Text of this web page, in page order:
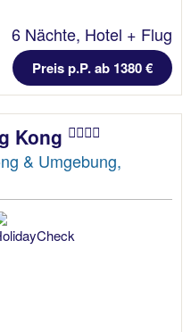
6 Nächte, Hotel + Flug
Preis p.P. ab 1380 €
Kong
& Umgebung,